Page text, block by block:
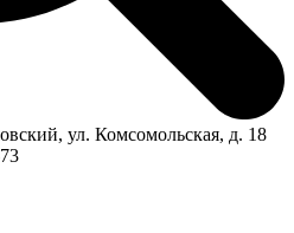
ул. Комсомольская, д. 18